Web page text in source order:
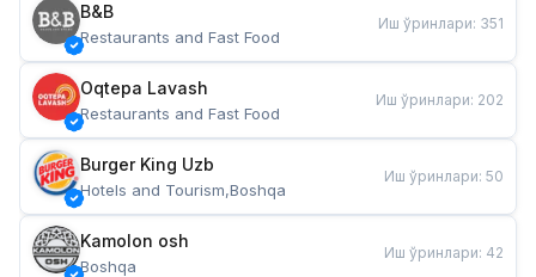
B&B
Restaurants and Fast Food
Иш ўринлари: 351
Oqtepa Lavash
Restaurants and Fast Food
Иш ўринлари: 202
Burger King Uzb
Hotels and Tourism,Boshqa
Иш ўринлари: 50
Kamolon osh
Boshqa
Иш ўринлари: 42